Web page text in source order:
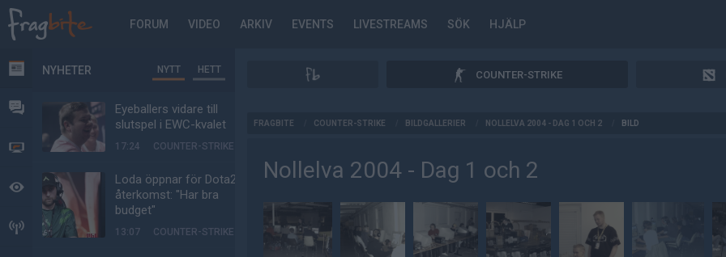
FORUM VIDEO ARKIV EVENTS LIVESTREAMS SÖK HJÄLP
NYHETER
FORUM
VIDEO
BEVAKAT
HÄNDELSER
NYHETER NYTT HETT
Eyeballers vidare till
slutspel i EWC-kvalet
17:24 COUNTER-STRIKE
Loda öppnar för Dota2-
återkomst: "Har bra
budget"
13:07 COUNTER-STRIKE
COUNTER-STRIKE
FRAGBITE COUNTER-STRIKE BILDGALLERIER NOLLELVA 2004 - DAG 1 OCH 2 BILD
Nollelva 2004 - Dag 1 och 2